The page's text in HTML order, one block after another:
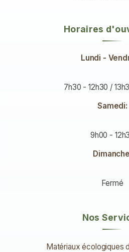
Horaires
Lundi -
7h30 - 12h30 /
Samedi:
9h00 -
Fermé
Nos
Matériaux écologiques